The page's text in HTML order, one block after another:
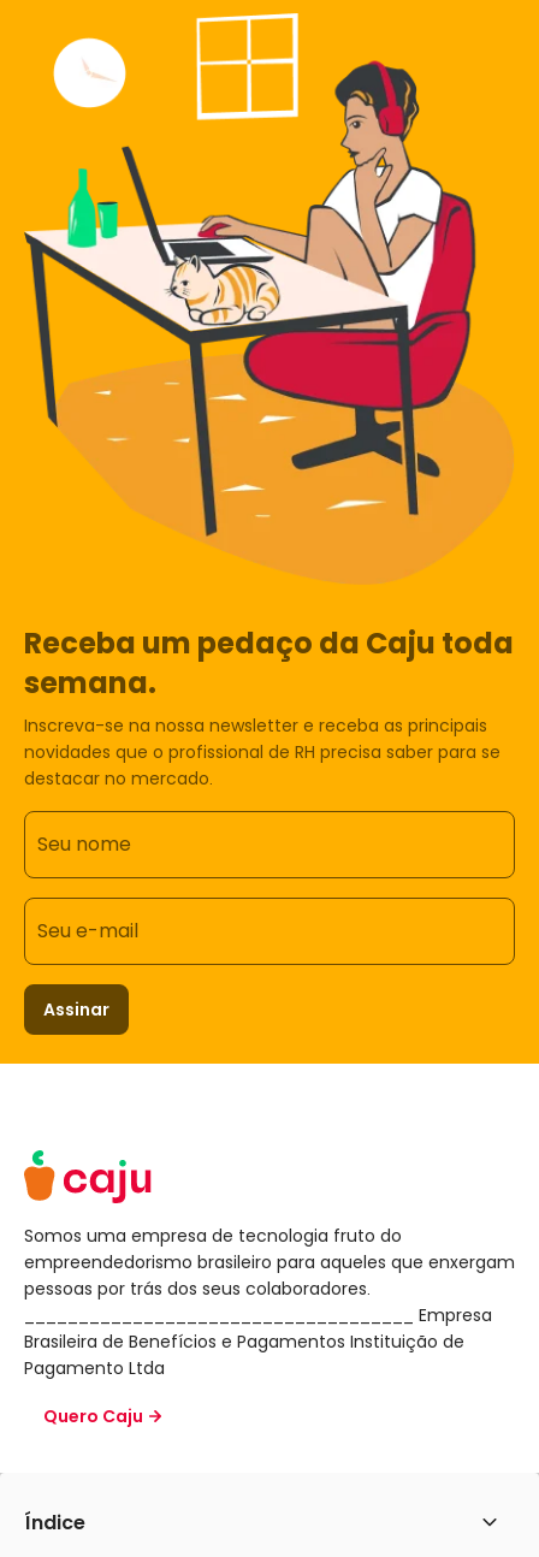
Índice
Receba um pedaço da Caju toda
semana.
Inscreva-se na nossa newsletter e receba as principais
novidades que o profissional de RH precisa saber para se
destacar no mercado.
Seu nome
Seu e-mail
Assinar
Somos uma empresa de tecnologia fruto do
empreendedorismo brasileiro para aqueles que enxergam
pessoas por trás dos seus colaboradores.
____________________________________ Empresa
Brasileira de Benefícios e Pagamentos Instituição de
Pagamento Ltda
Quero Caju